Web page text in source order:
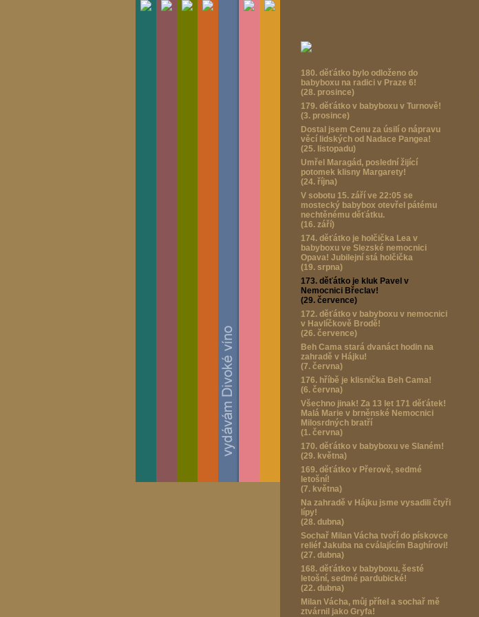
180. děťátko bylo odloženo do
babyboxu na radici v Praze 6!
(28. prosince)
179. děťátko v babyboxu v Turnově!
(3. prosince)
Dostal jsem Cenu za úsilí o nápravu
věcí lidských od Nadace Pangea!
(25. listopadu)
Umřel Maragád, poslední žijící
potomek klisny Margarety!
(24. října)
V sobotu 15. září ve 22:05 se
mostecký babybox otevřel pátému
nechtěnému děťátku.
(16. září)
174. děťátko je holčička Lea v
babyboxu ve Slezské nemocnici
Opava! Jubilejní stá holčička
(19. srpna)
173. děťátko je kluk Pavel v
Nemocnici Břeclav!
(29. července)
172. děťátko v babyboxu v nemocnici
v Havlíčkově Brodě!
(26. července)
Beh Cama stará dvanáct hodin na
zahradě v Hájku!
(7. června)
176. hříbě je klisnička Beh Cama!
(6. června)
Všechno jinak! Za 13 let 171 děťátek!
Malá Marie v brněnské Nemocnici
Milosrdných bratří
(1. června)
170. děťátko v babyboxu ve Slaném!
(29. května)
169. děťátko v Přerově, sedmé
letošní!
(7. května)
Na zahradě v Hájku jsme vysadili čtyři
lípy!
(28. dubna)
Sochař Milan Vácha tvoří do pískovce
reliéf Jakuba na cválajícím Baghírovi!
(27. dubna)
168. děťátko v babyboxu, šesté
letošní, sedmé pardubické!
(22. dubna)
Milan Vácha, můj přítel a sochař mě
ztvárnil jako Gryfa!